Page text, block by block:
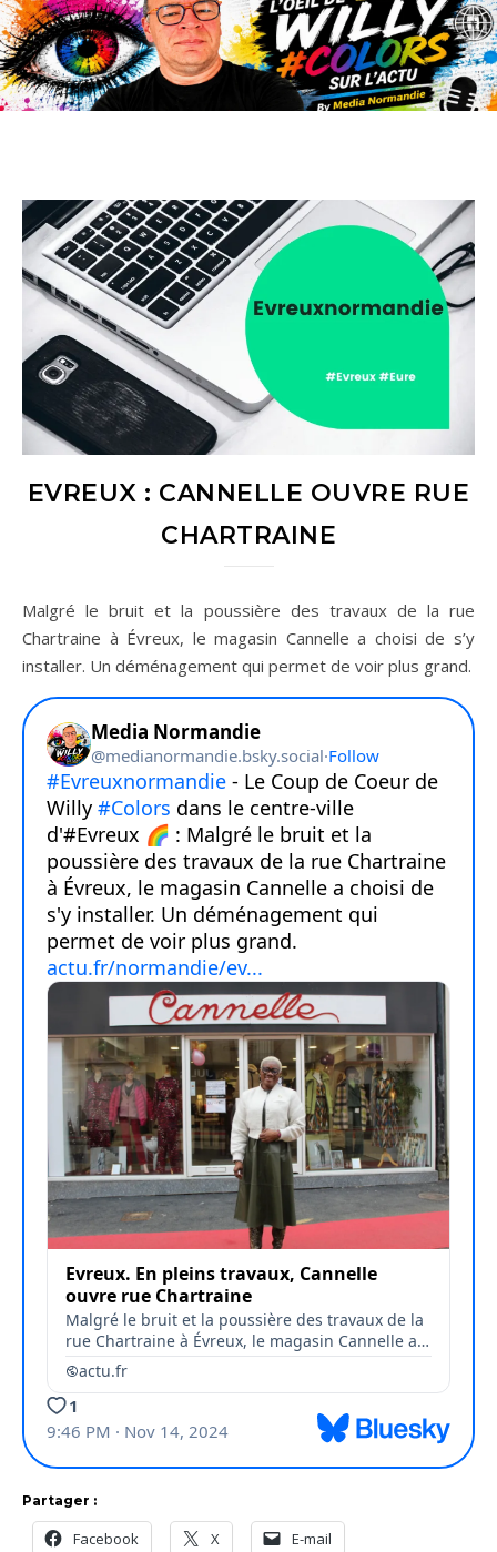
EVREUX : CANNELLE OUVRE RUE
CHARTRAINE
Malgré le bruit et la poussière des travaux de la rue
Chartraine à Évreux, le magasin Cannelle a choisi de s’y
installer. Un déménagement qui permet de voir plus grand.
Partager :
Facebook X E-mail